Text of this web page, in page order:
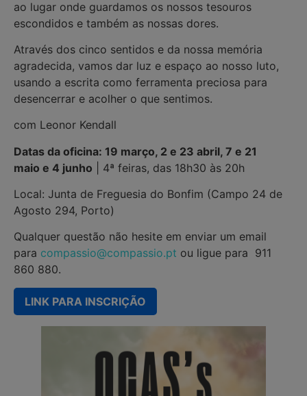
ao lugar onde guardamos os nossos tesouros
escondidos e também as nossas dores.
Através dos cinco sentidos e da nossa memória
agradecida, vamos dar luz e espaço ao nosso luto,
usando a escrita como ferramenta preciosa para
desencerrar e acolher o que sentimos.
com Leonor Kendall
Datas da oficina: 19 março, 2 e 23 abril, 7 e 21
maio e 4 junho | 4ª feiras, das 18h30 às 20h
Local: Junta de Freguesia do Bonfim (Campo 24 de
Agosto 294, Porto)
Qualquer questão não hesite em enviar um email
para compassio@compassio.pt ou ligue para 911
860 880.
LINK PARA INSCRIÇÃO